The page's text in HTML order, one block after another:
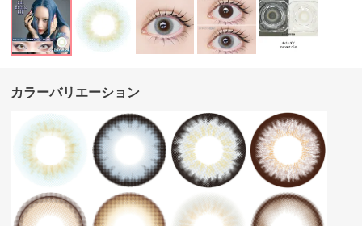
カラーバリエーション